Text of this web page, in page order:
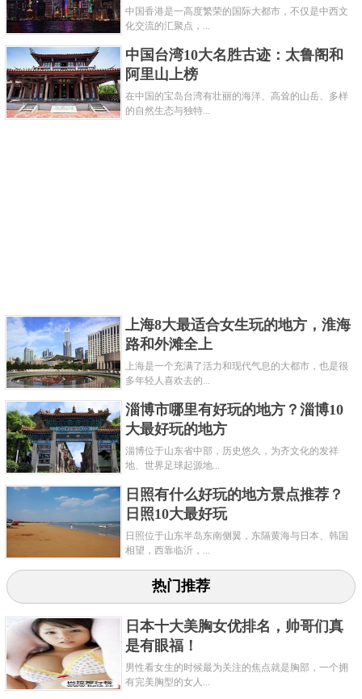
梦工厂由青啤百年历史文化展示区、啤酒生产原
料工艺演示区、多功能体验区、现代化生产车间参观
中国香港是一高度繁荣的国际大都市，不仅是中西文
化交流的汇聚点，...
中国台湾10大名胜古迹：太鲁阁和
阿里山上榜
在中国的宝岛台湾有壮丽的海洋、高耸的山岳、多样
的自然生态与独特...
上海8大最适合女生玩的地方，淮海
路和外滩全上
上海是一个充满了活力和现代气息的大都市，也是很
多年轻人喜欢去的...
淄博市哪里有好玩的地方？淄博10
大最好玩的地方
淄博位于山东省中部，历史悠久，为齐文化的发祥
地、世界足球起源地...
日照有什么好玩的地方景点推荐？
日照10大最好玩
日照位于山东半岛东南侧翼，东隔黄海与日本、韩国
相望，西靠临沂，...
热门推荐
日本十大美胸女优排名，帅哥们真
是有眼福！
男性看女生的时候最为关注的焦点就是胸部，一个拥
有完美胸型的女人...